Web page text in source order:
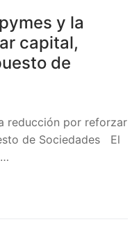
y la
capital,
de
reducción por reforzar
de Sociedades El